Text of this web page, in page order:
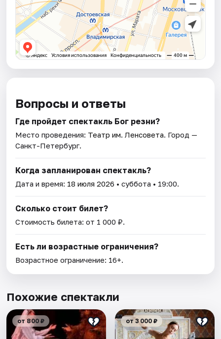
Вопросы и ответы
Где пройдет спектакль Бог резни?
Место проведения: Театр им. Ленсовета. Город —
Санкт-Петербург.
Когда запланирован спектакль?
Дата и время: 18 июля 2026 • суббота • 19:00.
Сколько стоит билет?
Стоимость билета: от 1 000 ₽.
Есть ли возрастные ограничения?
Возрастное ограничение: 16+.
Похожие спектакли
от 800 ₽ от 3 000 ₽